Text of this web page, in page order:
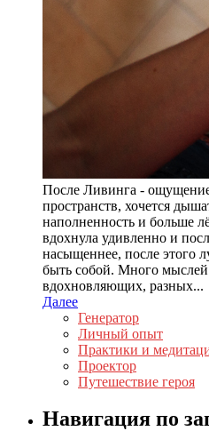
После Ливинга -
пространств, хочется
наполненность и больше
вдохнула удивленно и
насыщеннее, после этого
быть собой. Много
вдохновляющих, разных...
Далее
Генератор
Личный опыт
Практики и
Проектор
Путешествие героя
Навигация по